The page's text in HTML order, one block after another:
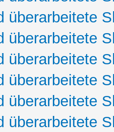
überarbeitete
überarbeitete
überarbeitete
überarbeitete
überarbeitete
überarbeitete